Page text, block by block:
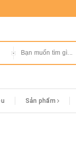
Sản phẩm